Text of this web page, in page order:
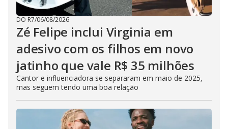
DO R7/06/08/2026
Zé Felipe inclui Virginia em
adesivo com os filhos em novo
jatinho que vale R$ 35 milhões
Cantor e influenciadora se separaram em maio de 2025,
mas seguem tendo uma boa relação